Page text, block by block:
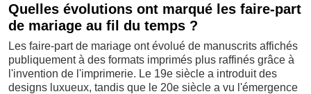
Quelles évolutions ont marqué les faire-part
de mariage au fil du temps ?
Les faire-part de mariage ont évolué de manuscrits affichés
publiquement à des formats imprimés plus raffinés grâce à
l'invention de l'imprimerie. Le 19e siècle a introduit des
designs luxueux, tandis que le 20e siècle a vu l'émergence